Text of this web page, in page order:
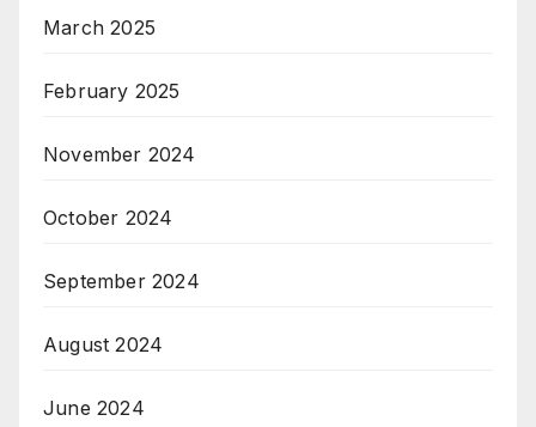
March 2025
February 2025
November 2024
October 2024
September 2024
August 2024
June 2024